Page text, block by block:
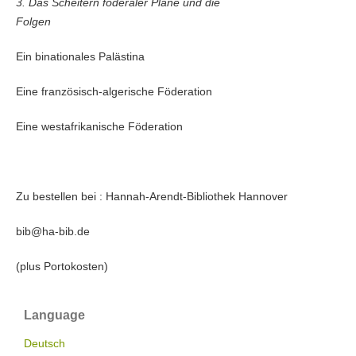
Folgen
Ein binationales Palästina
Eine französisch-algerische Föderation
Eine westafrikanische Föderation
Zu bestellen bei : Hannah-Arendt-Bibliothek Hannover
bib@ha-bib.de
(plus Portokosten)
Language
Deutsch